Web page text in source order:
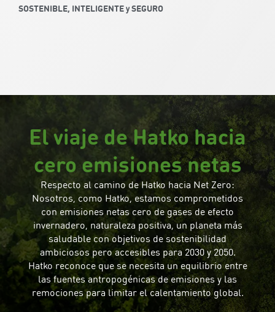
SOSTENIBLE, INTELIGENTE y SEGURO
El viaje de Hatko hacia
cero emisiones netas
Respecto al camino de Hatko hacia Net Zero:
Nosotros, como Hatko, estamos comprometidos
con emisiones netas cero de gases de efecto
invernadero, naturaleza positiva, un planeta más
saludable con objetivos de sostenibilidad
ambiciosos pero accesibles para 2030 y 2050.
Hatko reconoce que se necesita un equilibrio entre
las fuentes antropogénicas de emisiones y las
remociones para limitar el calentamiento global.